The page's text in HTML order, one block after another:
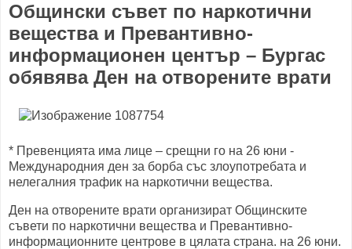
Общински съвет по наркотични
вещества и Превантивно-
информационен център – Бургас
обявява Ден на отворените врати
* Превенцията има лице – срещни го на 26 юни -
Международния ден за борба със злоупотребата и
нелегалния трафик на наркотични вещества.
Ден на отворените врати организират Общинските
съвети по наркотични вещества и Превантивно-
информационните центрове в цялата страна. на 26 юни.